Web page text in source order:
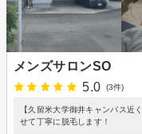
メンズサロンSO
5.0
(3件)
【久留米大学御井キャンパス近
せて丁寧に脱毛します！